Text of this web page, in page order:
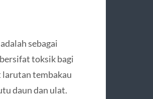
sebagai
toksik bagi
larutan tembakau
daun dan ulat.